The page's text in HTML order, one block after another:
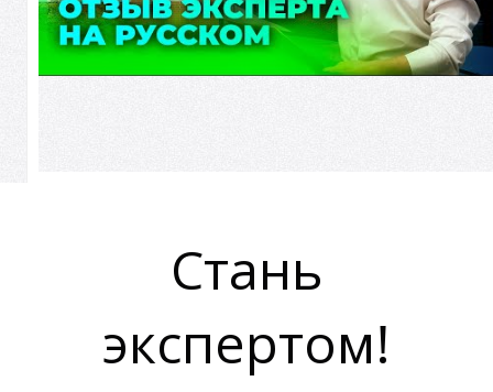
Стань
экспертом!